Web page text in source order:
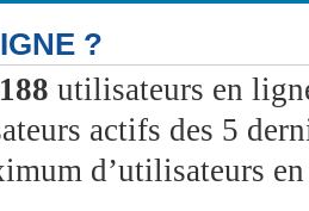
?
188 utilisateurs en
actifs des 5
d’utilisateurs